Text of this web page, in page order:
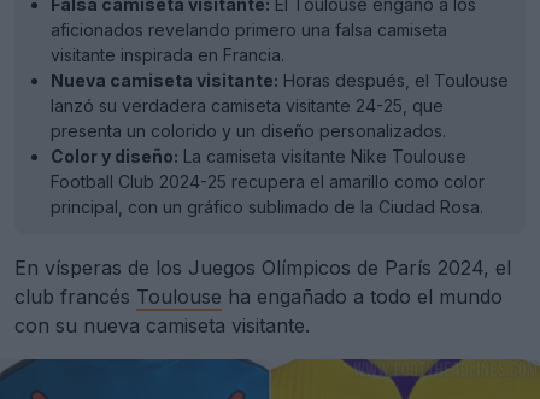
Falsa camiseta visitante: El Toulouse engañó a los
aficionados revelando primero una falsa camiseta
visitante inspirada en Francia.
Nueva camiseta visitante: Horas después, el Toulouse
lanzó su verdadera camiseta visitante 24-25, que
presenta un colorido y un diseño personalizados.
Color y diseño: La camiseta visitante Nike Toulouse
Football Club 2024-25 recupera el amarillo como color
principal, con un gráfico sublimado de la Ciudad Rosa.
En vísperas de los Juegos Olímpicos de París 2024, el
club francés Toulouse ha engañado a todo el mundo
con su nueva camiseta visitante.